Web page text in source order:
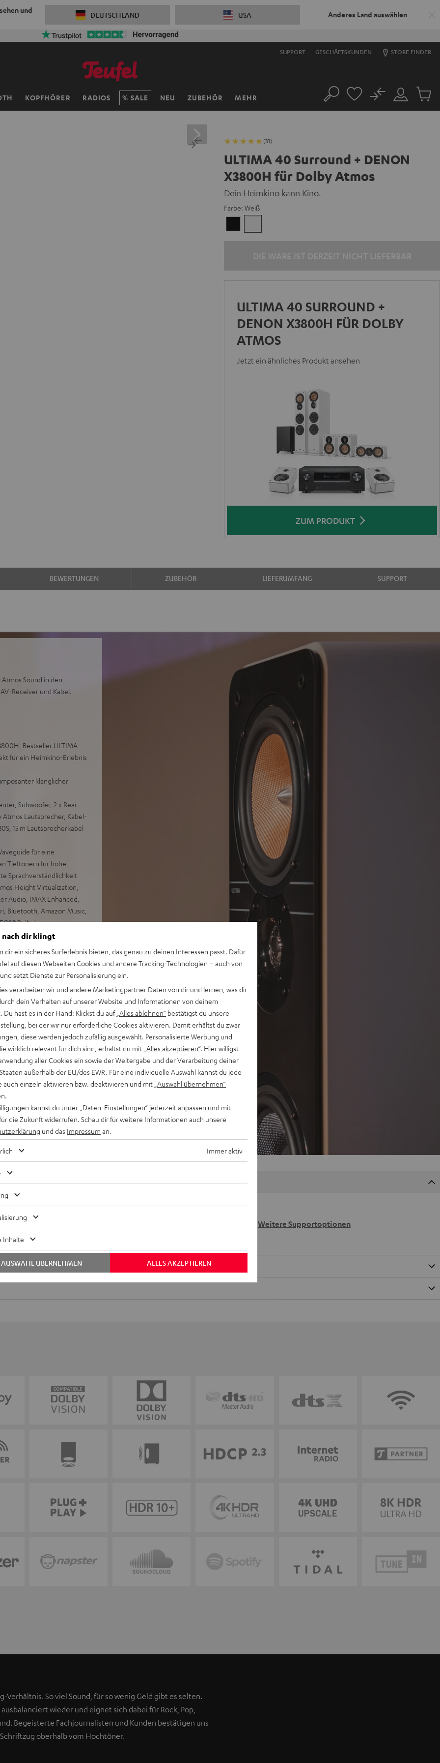
und
DEUTSCHLAND USA Anderes Land auswählen
SUPPORT GESCHÄFTSKUNDEN STORE FINDER
KOPFHÖRER RADIOS SALE NEU ZUBEHÖR MEHR Suche
Mein
Konto
No
Artikel
(31)
ULTIMA 40 Surround + DENON
X3800H für Dolby Atmos
Dein Heimkino kann Kino.
Farbe: Weiß
ULTIMA 40 SURROUND +
DENON X3800H FÜR DOLBY
ATMOS
Jetzt ein ähnliches Produkt ansehen
ZUM PRODUKT
BEWERTUNGEN ZUBEHÖR LIEFERUMFANG SUPPORT
Sound in den
Receiver und Kabel.
Bestseller ULTIMA
für ein Heimkino-Erlebnis
klanglicher
Subwoofer, 2 x Rear-
Atmos Lautsprecher, Kabel-
15 m Lautsprecherkabel
für eine
Tieftönern für hohe,
Sprachverständlichkeit
Height Virtualization,
Audio, IMAX Enhanced,
Bluetooth, Amazon Music,
Built-in
(Dolby Vision™,
Eingang
verwendbar, optional
Wandhalterung als
30 Bewertungen)
Weitere Supportoptionen
Verhältnis. So viel Sound, für so wenig Geld gibt es selten.
wieder und eignet sich dabei für Rock, Pop,
Begeisterte Fachjournalisten und Kunden bestätigen uns
oberhalb vom Hochtöner.
nach dir klingt
dir ein sicheres Surferlebnis bieten, das genau zu deinen Interessen passt. Dafür
auf diesen Webseiten Cookies und andere Tracking-Technologien – auch von
setzt Dienste zur Personalisierung ein.
verarbeiten wir und andere Marketingpartner Daten von dir und lernen, was dir
dein Verhalten auf unserer Website und Informationen von deinem
Du hast es in der Hand: Klickst du auf „Alles ablehnen“ bestätigst du unsere
bei der wir nur erforderliche Cookies aktivieren. Damit erhältst du zwar
diese werden jedoch zufällig ausgewählt. Personalisierte Werbung und
wirklich relevant für dich sind, erhältst du mit „Alles akzeptieren“. Hier willigst
aller Cookies ein sowie der Weitergabe und der Verarbeitung deiner
außerhalb der EU/des EWR. Für eine individuelle Auswahl kannst du jede
auch einzeln aktivieren bzw. deaktivieren und mit „Auswahl übernehmen“
kannst du unter „Daten-Einstellungen“ jederzeit anpassen und mit
die Zukunft widerrufen. Schau dir für weitere Informationen auch unsere
und das Impressum an.
Immer aktiv
Inhalte
ALLES AKZEPTIEREN
AUSWAHL ÜBERNEHMEN